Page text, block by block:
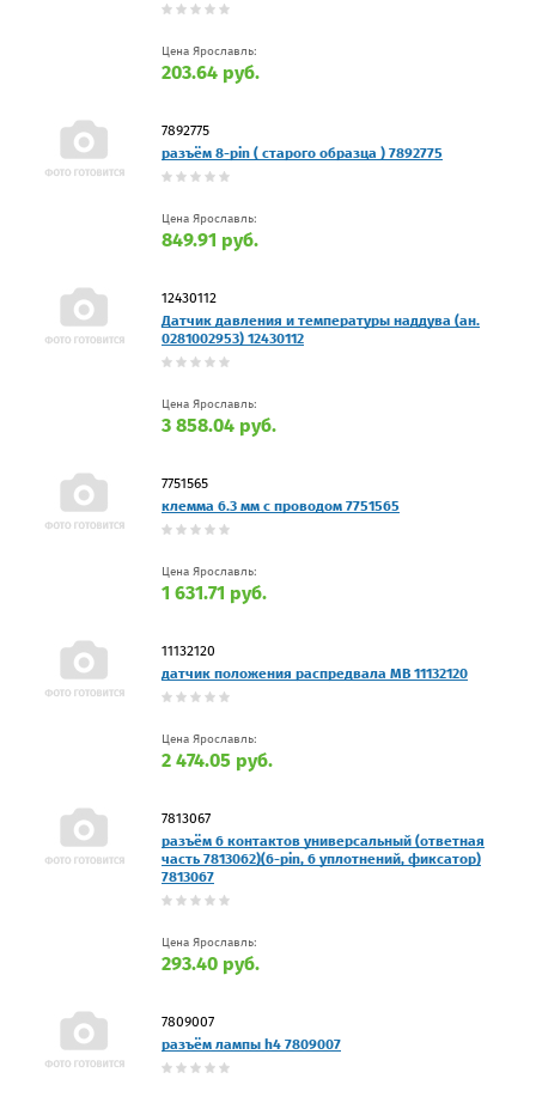
Цена Ярославль:
203.64 руб.
7892775
разъём 8-pin ( старого образца ) 7892775
Цена Ярославль:
849.91 руб.
12430112
Датчик давления и температуры наддува (ан.
0281002953) 12430112
Цена Ярославль:
3 858.04 руб.
7751565
клемма 6.3 мм с проводом 7751565
Цена Ярославль:
1 631.71 руб.
11132120
датчик положения распредвала MB 11132120
Цена Ярославль:
2 474.05 руб.
7813067
разъём 6 контактов универсальный (ответная
часть 7813062)(6-pin, 6 уплотнений, фиксатор)
7813067
Цена Ярославль:
293.40 руб.
7809007
разъём лампы h4 7809007